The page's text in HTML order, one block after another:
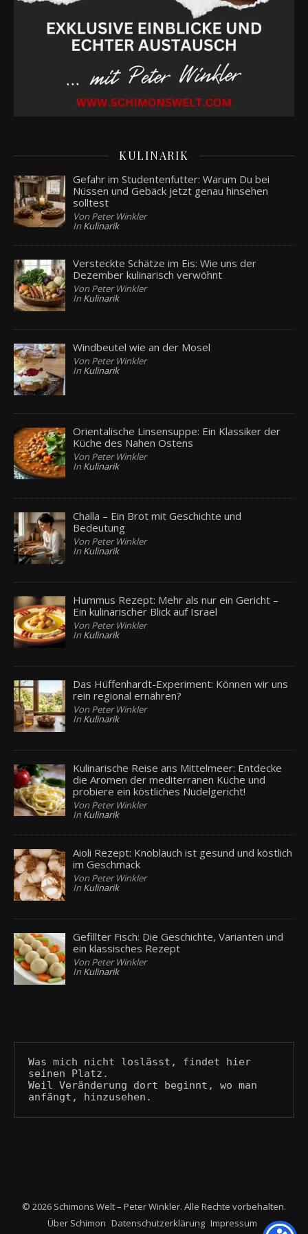
KULINARIK
Gefahr im Studentenfutter: Warum Du bei
Nüssen und Gebäck jetzt genau hinsehen
solltest
Von Peter Winkler
In Kulinarik
Versteckte Schätze im Eis: Wie uns der
Dezember kulinarisch verwöhnt
Von Peter Winkler
In Kulinarik
Windbeutel wie an der Mosel
Von Peter Winkler
In Kulinarik
Orientalische Linsensuppe: Ein Klassiker der
Küche des Nahen Ostens
Von Peter Winkler
In Kulinarik
Challa – Ein Brot mit Geschichte und
Bedeutung
Von Peter Winkler
In Kulinarik
Hummus Rezept: Mehr als nur ein Gericht –
Ein kulinarischer Blick auf Israel
Von Peter Winkler
In Kulinarik
Das Hüffenhardt-Experiment: Können wir uns
rein regional ernähren?
Von Peter Winkler
In Kulinarik
Kulinarische Reise ans Mittelmeer: Entdecke
die Aromen der mediterranen Küche und
probiere ein köstliches Nudelgericht!
Von Peter Winkler
In Kulinarik
Aioli Rezept: Knoblauch ist gesund und köstlich
im Geschmack
Von Peter Winkler
In Kulinarik
Gefillter Fisch: Die Geschichte, Varianten und
ein klassisches Rezept
Von Peter Winkler
In Kulinarik
Was mich nicht loslässt, findet hier
seinen Platz.
Weil Veränderung dort beginnt, wo man
anfängt, hinzusehen.
© 2026 Schimons Welt – Peter Winkler. Alle Rechte vorbehalten.
Über Schimon Datenschutzerklärung Impressum